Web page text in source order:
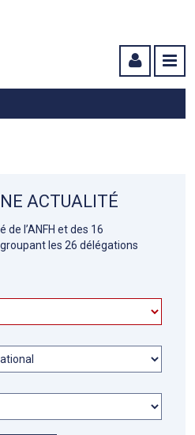
ACTUALITÉ
de l’ANFH et des 16
les 26 délégations